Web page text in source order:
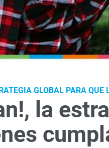
GLOBAL PARA QUE
la